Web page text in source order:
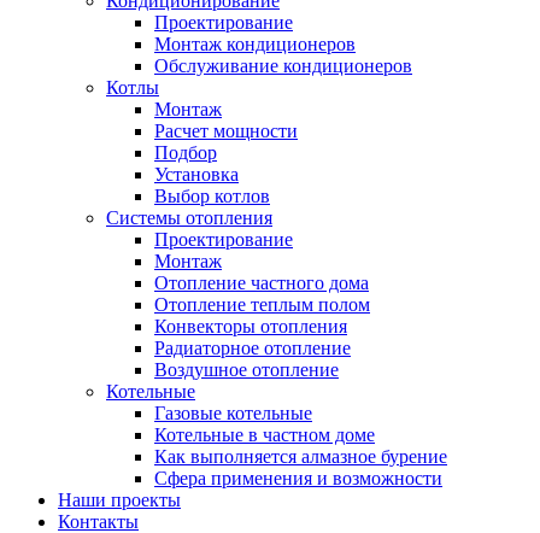
Проектирование
Монтаж кондиционеров
Обслуживание кондиционеров
Котлы
Монтаж
Расчет мощности
Подбор
Установка
Выбор котлов
Системы отопления
Проектирование
Монтаж
Отопление частного дома
Отопление теплым полом
Конвекторы отопления
Радиаторное отопление
Воздушное отопление
Котельные
Газовые котельные
Котельные в частном доме
Как выполняется алмазное бурение
Сфера применения и возможности
Наши проекты
Контакты